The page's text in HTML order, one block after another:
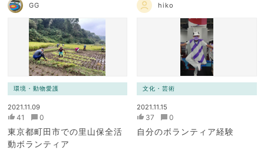
GG
環境・動物愛護
2021.11.09
41 0
東京都町田市での里山保全活
動ボランティア
hiko
文化・芸術
2021.11.15
37 0
自分のボランティア経験